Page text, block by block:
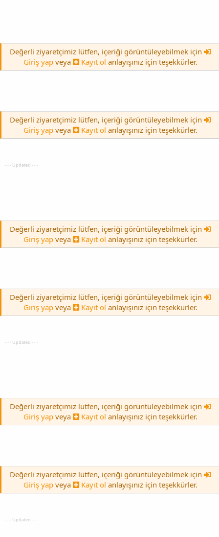
Değerli ziyaretçimiz lütfen, içeriği görüntüleyebilmek için
Giriş yap veya Kayıt ol anlayışınız için teşekkürler.
Değerli ziyaretçimiz lütfen, içeriği görüntüleyebilmek için
Giriş yap veya Kayıt ol anlayışınız için teşekkürler.
- - - Updated - - -
Değerli ziyaretçimiz lütfen, içeriği görüntüleyebilmek için
Giriş yap veya Kayıt ol anlayışınız için teşekkürler.
Değerli ziyaretçimiz lütfen, içeriği görüntüleyebilmek için
Giriş yap veya Kayıt ol anlayışınız için teşekkürler.
- - - Updated - - -
Değerli ziyaretçimiz lütfen, içeriği görüntüleyebilmek için
Giriş yap veya Kayıt ol anlayışınız için teşekkürler.
Değerli ziyaretçimiz lütfen, içeriği görüntüleyebilmek için
Giriş yap veya Kayıt ol anlayışınız için teşekkürler.
- - - Updated - - -